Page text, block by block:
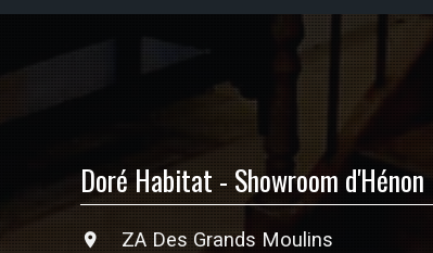
Doré Habitat - Showroom d'Hénon
ZA Des Grands Moulins